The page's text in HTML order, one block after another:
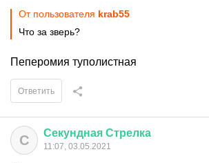
От пользователя krab55
Что за зверь?
Пеперомия туполистная
Ответить
С Секундная Стрелка
11:07, 03.05.2021